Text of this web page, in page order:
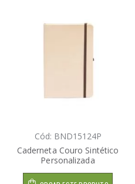
Cód: BND15124P
Caderneta Couro Sintético
Personalizada